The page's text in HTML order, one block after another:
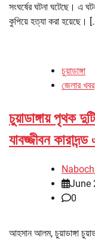
সংঘর্ষের ঘটনা ঘটেছে। এ
কুপিয়ে হত্যা করা হয়েছে।
চুয়াডাঙ্গা
জেলার খবর
চুয়াডাঙ্গায় পৃথক
যাবজ্জীবন
June
0
আহসান আলম, চুয়াডাঙ্গা